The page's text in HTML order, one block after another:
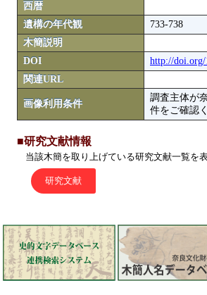
西暦
遺構の年代観
733-738
木簡説明
DOI
http://doi.org/
関連URL
画像利用条件
調査主体が
件をご確認
■研究文献情報
当該木簡を取り上げている研究文献一覧を表
研究文献